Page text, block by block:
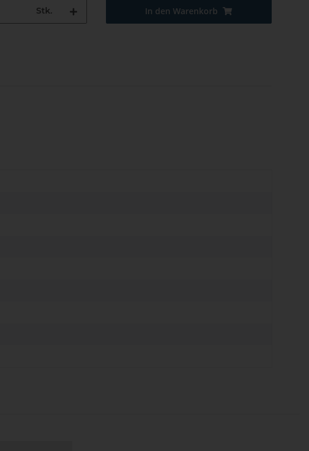
Stk. In den Warenkorb